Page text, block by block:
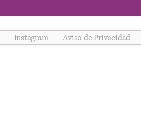
Instagram Aviso de Privacidad